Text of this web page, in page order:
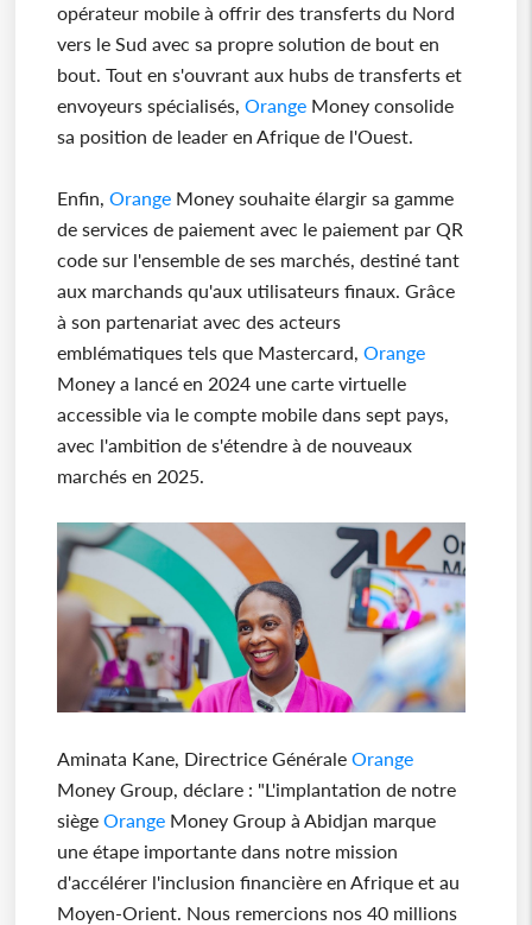
opérateur mobile à offrir des transferts du Nord
vers le Sud avec sa propre solution de bout en
bout. Tout en s'ouvrant aux hubs de transferts et
envoyeurs spécialisés, OrangeMoney consolide
sa position de leader en Afrique de l'Ouest.
Enfin, OrangeMoney souhaite élargir sa gamme
de services de paiement avec le paiement par QR
code sur l'ensemble de ses marchés, destiné tant
aux marchands qu'aux utilisateurs finaux. Grâce
à son partenariat avec des acteurs
emblématiques tels que Mastercard, Orange
Money a lancé en 2024 une carte virtuelle
accessible via le compte mobile dans sept pays,
avec l'ambition de s'étendre à de nouveaux
marchés en 2025.
Aminata Kane, Directrice Générale Orange
Money Group, déclare : "L'implantation de notre
siège OrangeMoney Group à Abidjan marque
une étape importante dans notre mission
d'accélérer l'inclusion financière en Afrique et au
Moyen-Orient. Nous remercions nos 40 millions